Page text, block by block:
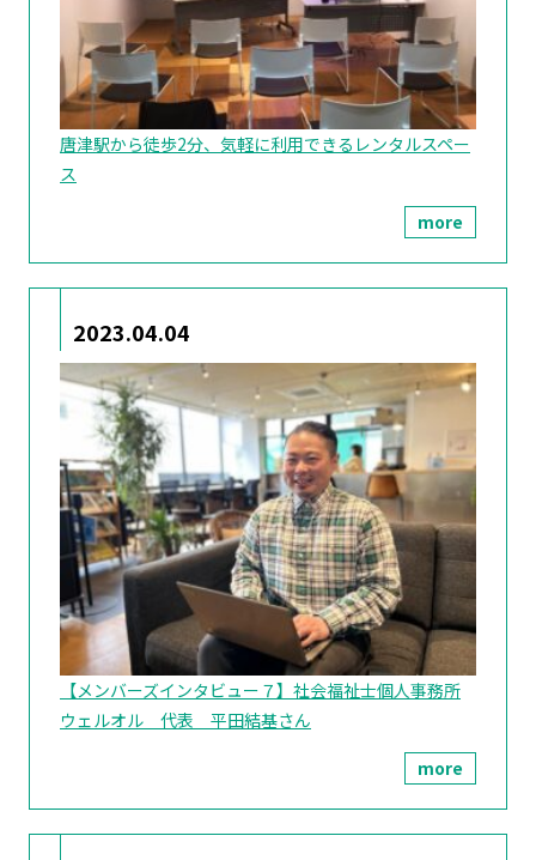
唐津駅から徒歩2分、気軽に利用できるレンタルスペー
ス
more
2023.04.04
【メンバーズインタビュー７】社会福祉士個人事務所
ウェルオル 代表 平田結基さん
more